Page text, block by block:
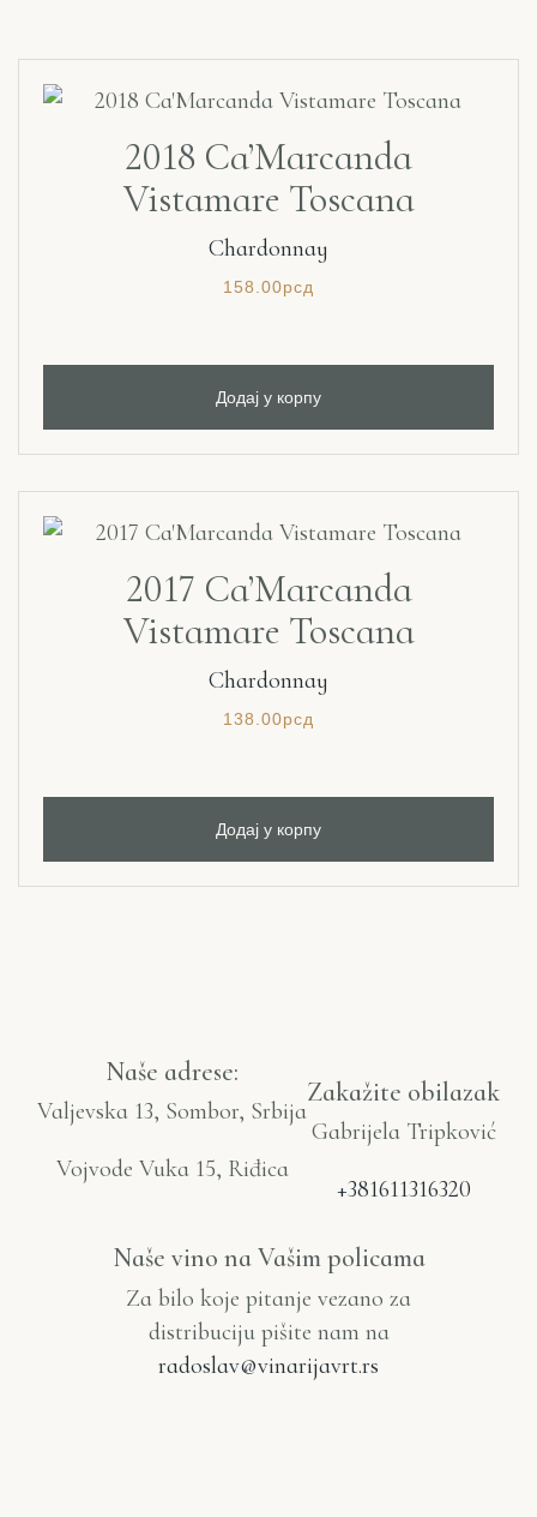
2018 Ca’Marcanda
Vistamare Toscana
Chardonnay
158.00рсд
Додај у корпу
2017 Ca’Marcanda
Vistamare Toscana
Chardonnay
138.00рсд
Додај у корпу
Naše adrese:
Valjevska 13, Sombor, Srbija
Vojvode Vuka 15, Riđica
Zakažite obilazak
Gabrijela Tripković
+381611316320
Naše vino na Vašim policama
Za bilo koje pitanje vezano za
distribuciju pišite nam na
radoslav@vinarijavrt.rs